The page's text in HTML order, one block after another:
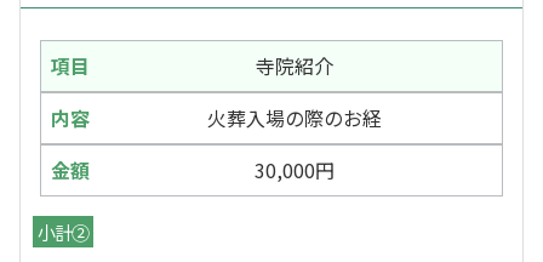
寺院紹介
火葬入場の際のお経
30,000円
小計②